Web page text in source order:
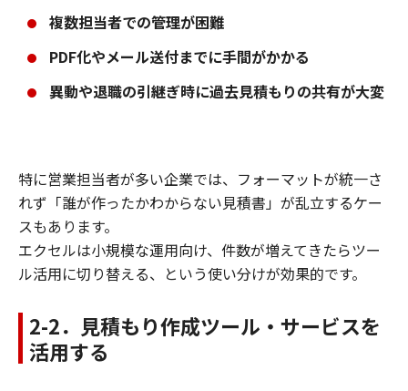
複数担当者での管理が困難
PDF化やメール送付までに手間がかかる
異動や退職の引継ぎ時に過去見積もりの共有が大変
特に営業担当者が多い企業では、フォーマットが統一さ
れず「誰が作ったかわからない見積書」が乱立するケー
スもあります。
エクセルは小規模な運用向け、件数が増えてきたらツー
ル活用に切り替える、という使い分けが効果的です。
2-2．見積もり作成ツール・サービスを
活用する